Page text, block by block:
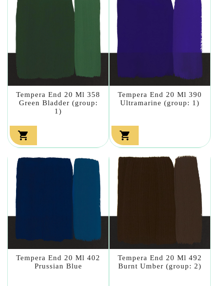
Tempera End 20 Ml 358
Green Bladder (group:
1)

Tempera End 20 Ml 390
Ultramarine (group: 1)

Tempera End 20 Ml 402
Prussian Blue
Tempera End 20 Ml 492
Burnt Umber (group: 2)